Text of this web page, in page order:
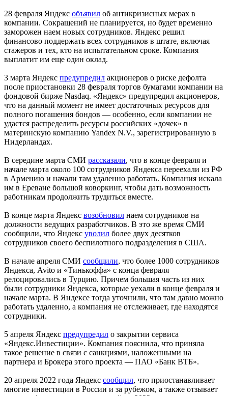
28 февраля Яндекс объявил об антикризисных мерах в
компании. Сокращений не планируется, но будет временно
заморожен наем новых сотрудников. Яндекс решил
финансово поддержать всех сотрудников в штате, включая
стажеров и тех, кто на испытательном сроке. Компания
выплатит им еще один оклад.
3 марта Яндекс предупредил акционеров о риске дефолта
после приостановки 28 февраля торгов бумагами компании на
фондовой бирже Nasdaq. «Яндекс» предупредил акционеров,
что на данный момент не имеет достаточных ресурсов для
полного погашения бондов — особенно, если компании не
удастся распределить ресурсы российских «дочек» в
материнскую компанию Yandex N.V., зарегистрированную в
Нидерландах.
В середине марта СМИ рассказали, что в конце февраля и
начале марта около 100 сотрудников Яндекса переехали из РФ
в Армению и начали там удаленно работать. Компания искала
им в Ереване большой коворкинг, чтобы дать возможность
работникам продолжить трудиться вместе.
В конце марта Яндекс возобновил наем сотрудников на
должности ведущих разработчиков. В это же время СМИ
сообщили, что Яндекс уволил более двух десятков
сотрудников своего беспилотного подразделения в США.
В начале апреля СМИ сообщили, что более 1000 сотрудников
Яндекса, Avito и «Тинькоффа» с конца февраля
релоцировались в Турцию. Причем большая часть из них
были сотрудники Яндекса, которые уехали в конце февраля и
начале марта. В Яндексе тогда уточнили, что там давно можно
работать удаленно, а компания не отслеживает, где находятся
сотрудники.
5 апреля Яндекс предупредил о закрытии сервиса
«Яндекс.Инвестиции». Компания пояснила, что приняла
такое решение в связи с санкциями, наложенными на
партнера и Брокера этого проекта — ПАО «Банк ВТБ».
20 апреля 2022 года Яндекс сообщил, что приостанавливает
многие инвестиции в России и за рубежом, а также отзывает